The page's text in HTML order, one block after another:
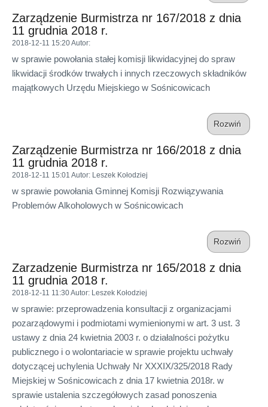
Zarządzenie Burmistrza nr 167/2018 z dnia
11 grudnia 2018 r.
2018-12-11 15:20Autor:
w sprawie powołania stałej komisji likwidacyjnej do spraw
likwidacji środków trwałych i innych rzeczowych składników
majątkowych Urzędu Miejskiego w Sośnicowicach
Rozwiń
Zarządzenie Burmistrza nr 166/2018 z dnia
11 grudnia 2018 r.
2018-12-11 15:01 Autor: Leszek Kołodziej
w sprawie powołania Gminnej Komisji Rozwiązywania
Problemów Alkoholowych w Sośnicowicach
Rozwiń
Zarzadzenie Burmistrza nr 165/2018 z dnia
11 grudnia 2018 r.
2018-12-11 11:30Autor: Leszek Kołodziej
w sprawie: przeprowadzenia konsultacji z organizacjami
pozarządowymi i podmiotami wymienionymi w art. 3 ust. 3
ustawy z dnia 24 kwietnia 2003 r. o działalności pożytku
publicznego i o wolontariacie w sprawie projektu uchwały
dotyczącej uchylenia Uchwały Nr XXXIX/325/2018 Rady
Miejskiej w Sośnicowicach z dnia 17 kwietnia 2018r. w
sprawie ustalenia szczegółowych zasad ponoszenia